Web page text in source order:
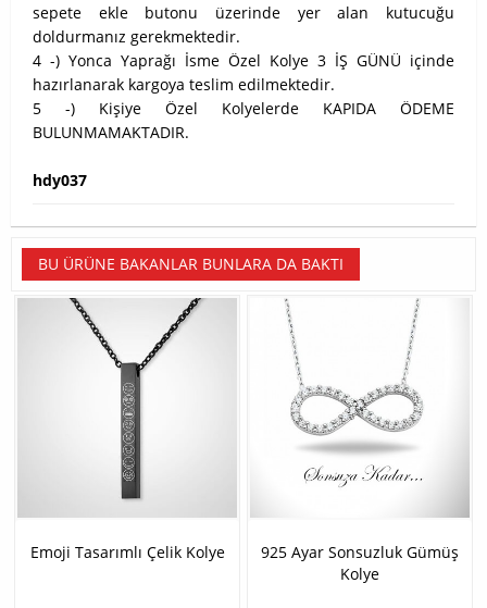
sepete ekle butonu üzerinde yer alan kutucuğu
doldurmanız gerekmektedir.
4 -) Yonca Yaprağı İsme Özel Kolye 3 İŞ GÜNÜ içinde
hazırlanarak kargoya teslim edilmektedir.
5 -) Kişiye Özel Kolyelerde KAPIDA ÖDEME
BULUNMAMAKTADIR.
hdy037
BU ÜRÜNE BAKANLAR BUNLARA DA BAKTI
Emoji Tasarımlı Çelik Kolye
925 Ayar Sonsuzluk Gümüş
Kolye